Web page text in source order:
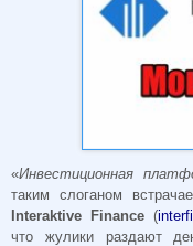
«Инвестиционная
таким слоганом
Interaktive Finance(
что жулики раздают